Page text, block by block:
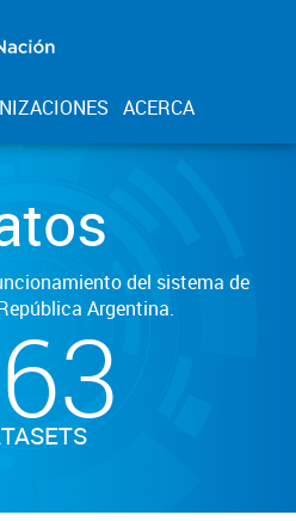
ACERCA
del sistema de
Argentina.